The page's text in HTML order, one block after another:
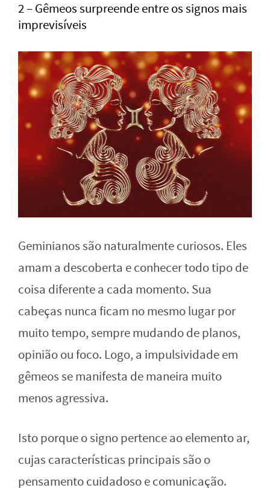
2 – Gêmeos surpreende entre os signos mais
imprevisíveis
Geminianos são naturalmente curiosos. Eles
amam a descoberta e conhecer todo tipo de
coisa diferente a cada momento. Sua
cabeças nunca ficam no mesmo lugar por
muito tempo, sempre mudando de planos,
opinião ou foco. Logo, a impulsividade em
gêmeos se manifesta de maneira muito
menos agressiva.
Isto porque o signo pertence ao elemento ar,
cujas características principais são o
pensamento cuidadoso e comunicação.